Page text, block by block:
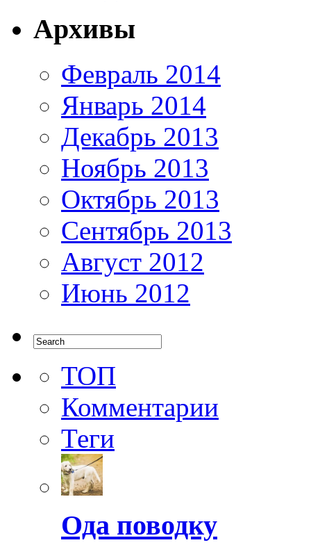
Архивы
Февраль 2014
Январь 2014
Декабрь 2013
Ноябрь 2013
Октябрь 2013
Сентябрь 2013
Август 2012
Июнь 2012
ТОП
Комментарии
Теги
Ода поводку